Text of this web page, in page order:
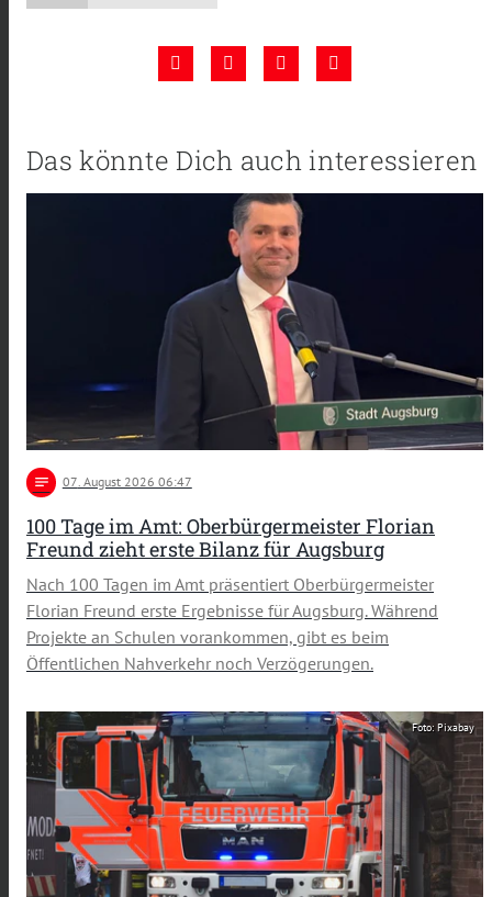
Das könnte Dich auch interessieren
notes 07. August 2026 06:47
100 Tage im Amt: Oberbürgermeister Florian
Freund zieht erste Bilanz für Augsburg
Nach 100 Tagen im Amt präsentiert Oberbürgermeister
Florian Freund erste Ergebnisse für Augsburg. Während
Projekte an Schulen vorankommen, gibt es beim
Öffentlichen Nahverkehr noch Verzögerungen.
Foto: Pixabay